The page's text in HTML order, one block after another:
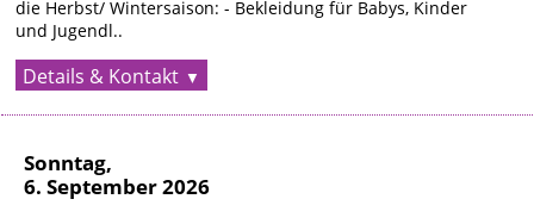
die Herbst/ Wintersaison: - Bekleidung für Babys, Kinder
und Jugendl..
Details & Kontakt
Sonntag,
6. September 2026